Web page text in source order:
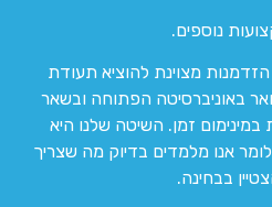
נוספים.
מצוינת להוציא תעודת
באוניברסיטה הפתוחה ובשאר
במינימום זמן. השיטה שלנו היא
אנו מלמדים בדיוק מה שצריך
בבחינה.